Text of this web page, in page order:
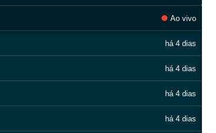
Ao vivo
há 4 dias
há 4 dias
há 4 dias
há 4 dias